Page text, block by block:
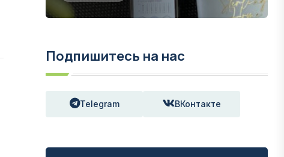
Подпишитесь на нас
Telegram ВКонтакте